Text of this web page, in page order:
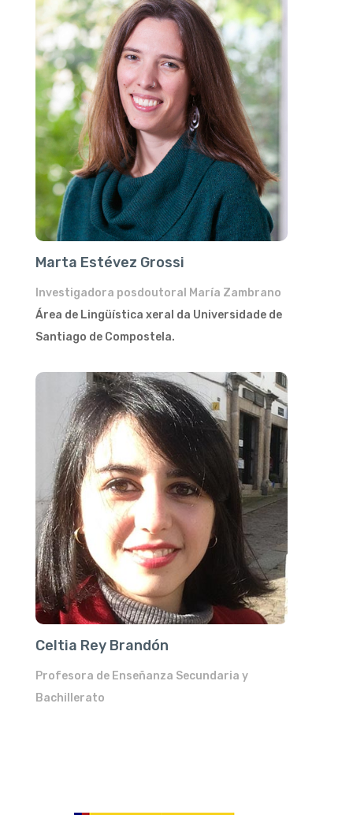
Marta Estévez Grossi
Investigadora posdoutoral María Zambrano
Área de Lingüística xeral da Universidade de
Santiago de Compostela.
Celtia Rey Brandón
Profesora de Enseñanza Secundaria y
Bachillerato